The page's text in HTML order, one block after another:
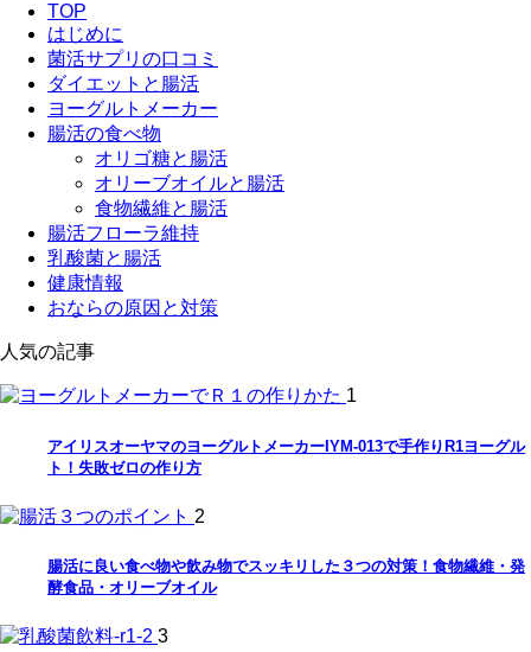
TOP
はじめに
菌活サプリの口コミ
ダイエットと腸活
ヨーグルトメーカー
腸活の食べ物
オリゴ糖と腸活
オリーブオイルと腸活
食物繊維と腸活
腸活フローラ維持
乳酸菌と腸活
健康情報
おならの原因と対策
人気の記事
1
アイリスオーヤマのヨーグルトメーカーIYM-013で手作りR1ヨーグル
ト！失敗ゼロの作り方
2
腸活に良い食べ物や飲み物でスッキリした３つの対策！食物繊維・発
酵食品・オリーブオイル
3